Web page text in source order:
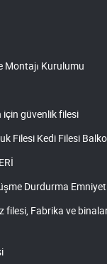
Montajı Kurulumu
için güvenlik filesi
Filesi Kedi Filesi
Durdurma
filesi, Fabrika ve